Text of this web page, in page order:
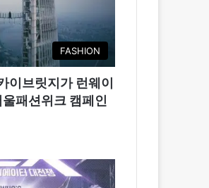
FASHION
이브릿지가 런웨이
패션위크 캠페인